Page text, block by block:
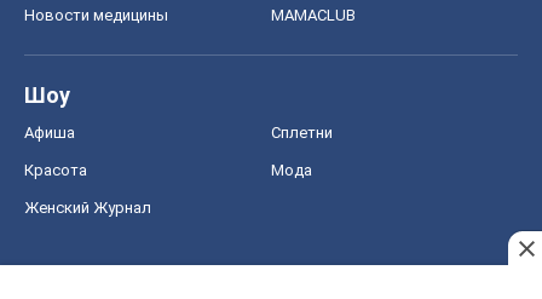
Новости медицины MAMACLUB
Шоу
Афиша Сплетни
Красота Мода
Женский Журнал